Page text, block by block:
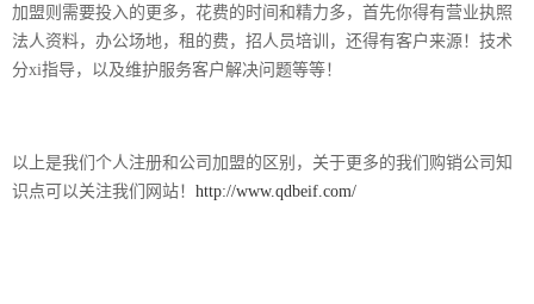
加盟则需要投入的更多，花费的时间和精力多，首先你得有营业执照
法人资料，办公场地，租的费，招人员培训，还得有客户来源！技术
分xi指导，以及维护服务客户解决问题等等！
以上是我们个人注册和公司加盟的区别，关于更多的我们购销公司知
识点可以关注我们网站！ http://www.qdbeif.com/